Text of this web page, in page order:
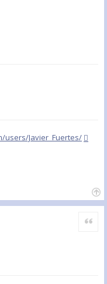
users/Javier_Fuertes/
Citar